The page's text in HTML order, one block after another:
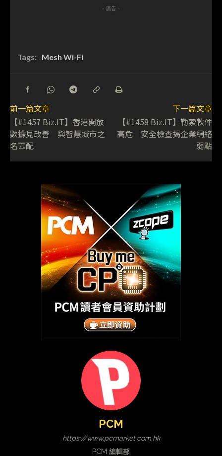
- 廣告 -
Tags: Mesh Wi-Fi
前一篇文章
【#1457 Biz.IT】香港開放
數據見改善 與智慧城市之
名匹配
下一篇文章
【#1458 Biz.IT】勒索軟件
高危 安全檢查揭企業網絡
弱點
PCM
https://www.pcmarket.com.hk
PCM 編輯部